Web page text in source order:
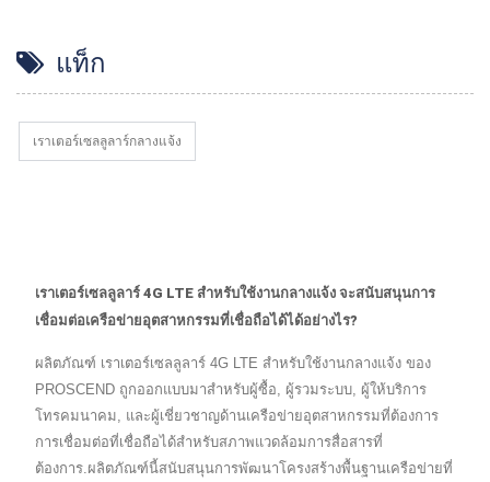
แท็ก
เราเตอร์เซลลูลาร์กลางแจ้ง
เราเตอร์เซลลูลาร์ 4G LTE สำหรับใช้งานกลางแจ้ง จะสนับสนุนการ
เชื่อมต่อเครือข่ายอุตสาหกรรมที่เชื่อถือได้ได้อย่างไร?
ผลิตภัณฑ์ เราเตอร์เซลลูลาร์ 4G LTE สำหรับใช้งานกลางแจ้ง ของ
PROSCEND ถูกออกแบบมาสำหรับผู้ซื้อ, ผู้รวมระบบ, ผู้ให้บริการ
โทรคมนาคม, และผู้เชี่ยวชาญด้านเครือข่ายอุตสาหกรรมที่ต้องการ
การเชื่อมต่อที่เชื่อถือได้สำหรับสภาพแวดล้อมการสื่อสารที่
ต้องการ.ผลิตภัณฑ์นี้สนับสนุนการพัฒนาโครงสร้างพื้นฐานเครือข่ายที่